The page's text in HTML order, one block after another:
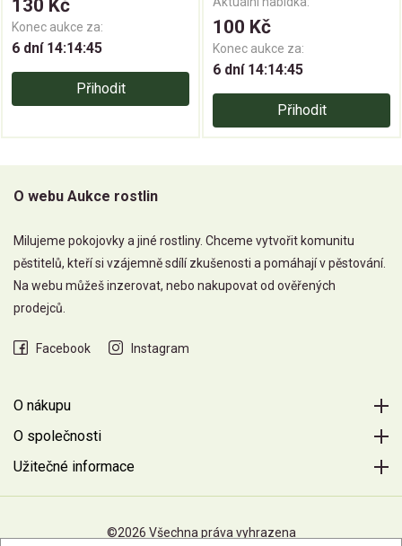
130 Kč
Konec aukce za:
6 dní 14:14:44
Přihodit
100 Kč
Konec aukce za:
6 dní 14:14:44
Přihodit
O webu Aukce rostlin
Milujeme pokojovky a jiné rostliny. Chceme vytvořit komunitu
pěstitelů, kteří si vzájemně sdílí zkušenosti a pomáhají v pěstování.
Na webu můžeš inzerovat, nebo nakupovat od ověřených
prodejců.
Facebook Instagram
O nákupu
O společnosti
Užitečné informace
©2026 Všechna práva vyhrazena